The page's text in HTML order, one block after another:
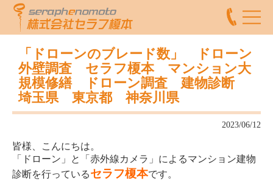
「ドローンのブレード数」 ドローン
外壁調査 セラフ榎本 マンション大
規模修繕 ドローン調査 建物診断
埼玉県 東京都 神奈川県
2023/06/12
皆様、こんにちは。
「ドローン」と「赤外線カメラ」によるマンション建物
診断を行っているセラフ榎本です。